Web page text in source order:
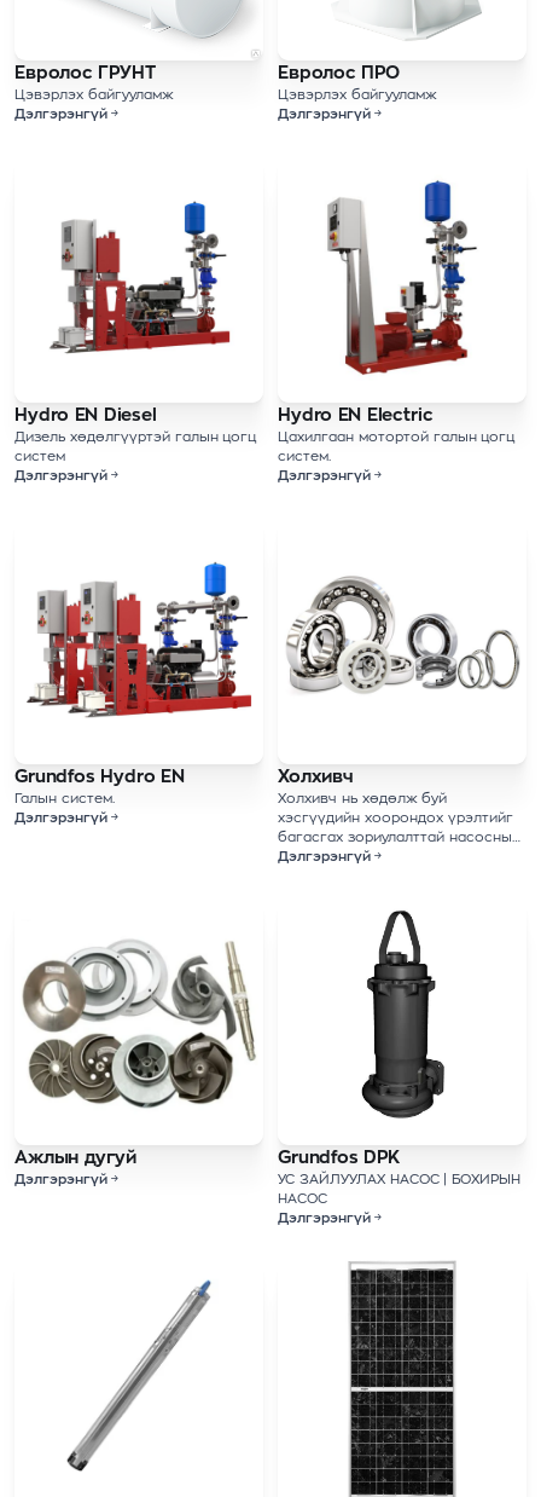
Евролос ГРУНТ
Цэвэрлэх байгууламж
Дэлгэрэнгүй
Евролос ПРО
Цэвэрлэх байгууламж
Дэлгэрэнгүй
Hydro EN Diesel
Дизель хөдөлгүүртэй галын цогц
систем
Дэлгэрэнгүй
Hydro EN Electric
Цахилгаан мотортой галын цогц
систем.
Дэлгэрэнгүй
Grundfos Hydro EN
Галын систем.
Дэлгэрэнгүй
Холхивч
Холхивч нь хөдөлж буй
хэсгүүдийн хоорондох үрэлтийг
багасгах зориулалттай насосны
чухал бүрэлдэхүүн хэсэг юм.
Дэлгэрэнгүй
Ажлын дугуй
Дэлгэрэнгүй
Grundfos DPK
УС ЗАЙЛУУЛАХ НАСОС | БОХИРЫН
НАСОС
Дэлгэрэнгүй